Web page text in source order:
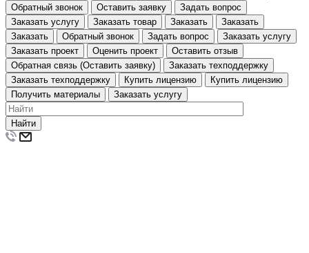
Обратный звонок Оставить заявку
Задать вопрос
Заказать услугу
Заказать товар Заказать
Заказать
Заказать
Обратный звонок Задать вопрос
Заказать услугу
Заказать проект
Оценить проект
Оставить отзыв
Обратная связь (Оставить заявку)
Заказать техподдержку
Заказать техподдержку
Купить лицензию
Купить лицензию
Получить материалы
Заказать услугу
Найти